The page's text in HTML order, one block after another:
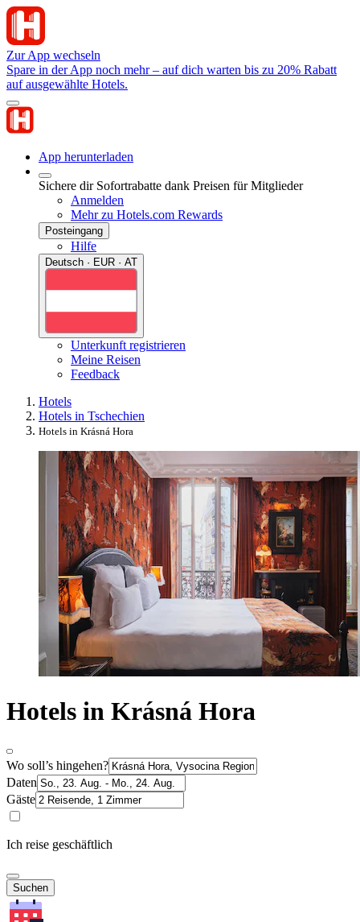
Zur App wechseln
Spare in der App noch mehr – auf dich warten bis zu 20% Rabatt
auf ausgewählte Hotels.
App herunterladen
Sichere dir Sofortrabatte dank Preisen für Mitglieder
Anmelden
Mehr zu Hotels.com Rewards
Posteingang
Hilfe
Deutsch · EUR · AT
Unterkunft registrieren
Meine Reisen
Feedback
Hotels
Hotels in Tschechien
Hotels in Krásná Hora
Hotels in Krásná Hora
Wo soll’s hingehen?
Daten
Gäste
Ich reise geschäftlich
Suchen